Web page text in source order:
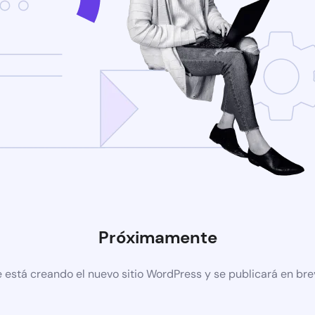
Próximamente
está creando el nuevo sitio WordPress y se publicará en